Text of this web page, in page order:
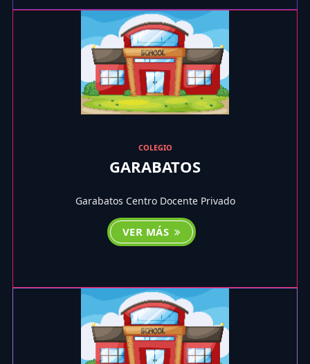
COLEGIO
GARABATOS
Garabatos Centro Docente Privado
VER MÁS